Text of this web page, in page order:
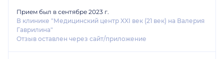
Прием был в сентябре 2023 г.
В клинике "Медицинский центр XXI век (21 век) на Валерия
Гаврилина"
Отзыв оставлен через сайт/приложение